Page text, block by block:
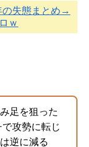
の失態まとめ→
ｗ
足を狙った
攻勢に転じ
逆に減る